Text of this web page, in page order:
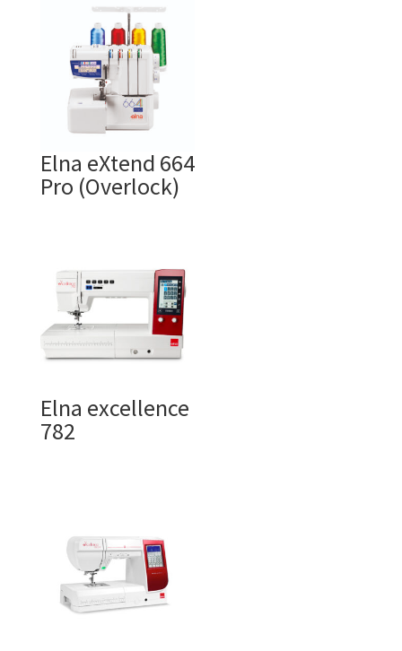
Elna eXtend 664
Pro (Overlock)
Elna excellence
782